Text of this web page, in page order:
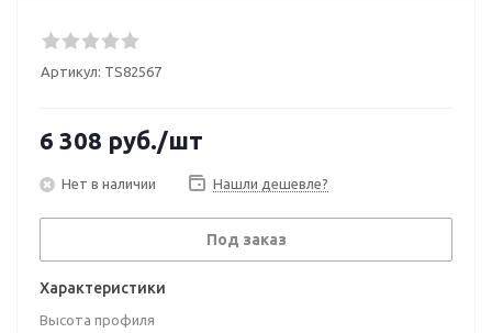
Артикул: TS82567
6 308 руб./шт
Нет в наличии Нашли дешевле?
Под заказ
Характеристики
Высота профиля